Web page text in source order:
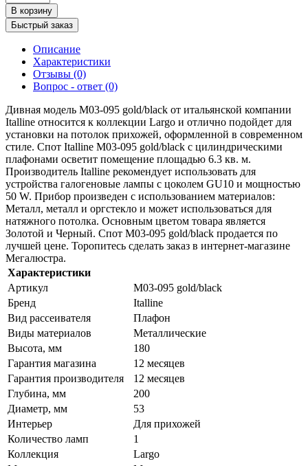
В корзину
Быстрый заказ
Описание
Характеристики
Отзывы (0)
Вопрос - ответ (0)
Дивная модель M03-095 gold/black от итальянской компании
Italline относится к коллекции Largo и отлично подойдет для
установки на потолок прихожей, оформленной в современном
стиле. Спот Italline M03-095 gold/black с цилиндрическими
плафонами осветит помещение площадью 6.3 кв. м.
Производитель Italline рекомендует использовать для
устройства галогеновые лампы с цоколем GU10 и мощностью
50 W. Прибор произведен с использованием материалов:
Металл, металл и оргстекло и может использоваться для
натяжного потолка. Основным цветом товара является
Золотой и Черный. Спот M03-095 gold/black продается по
лучшей цене. Торопитесь сделать заказ в интернет-магазине
Мегалюстра.
Характеристики
Артикул
M03-095 gold/black
Бренд
Italline
Вид рассеивателя
Плафон
Виды материалов
Металлические
Высота, мм
180
Гарантия магазина
12 месяцев
Гарантия производителя
12 месяцев
Глубина, мм
200
Диаметр, мм
53
Интерьер
Для прихожей
Количество ламп
1
Коллекция
Largo